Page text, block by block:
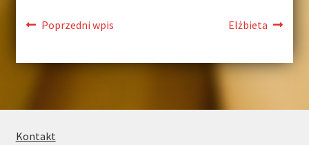
Poprzedni wpis Elżbieta
Kontakt